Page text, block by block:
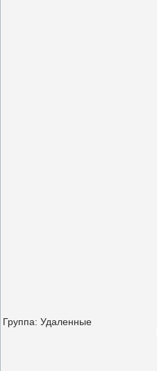
Группа: Удаленные